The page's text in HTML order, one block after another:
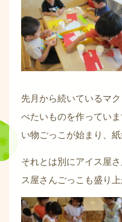
先月から続いているマ
べたいものを作ってい
い物ごっこが始まり、
それとは別にアイス屋
ス屋さんごっこも盛り上